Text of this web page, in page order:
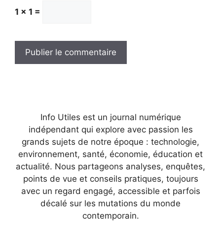
1 × 1 =
Info Utiles est un journal numérique
indépendant qui explore avec passion les
grands sujets de notre époque : technologie,
environnement, santé, économie, éducation et
actualité. Nous partageons analyses, enquêtes,
points de vue et conseils pratiques, toujours
avec un regard engagé, accessible et parfois
décalé sur les mutations du monde
contemporain.